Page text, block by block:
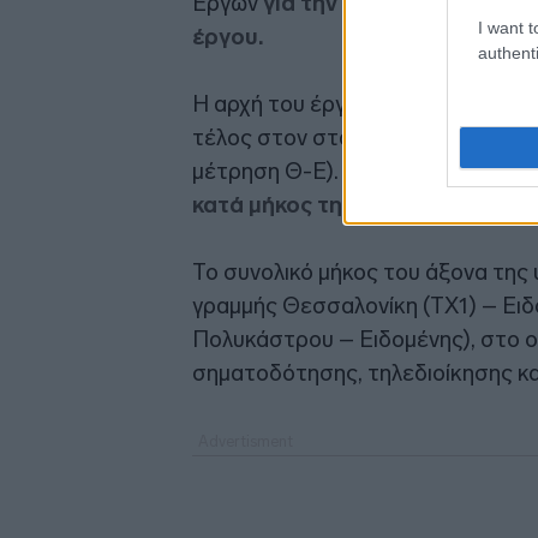
I want
έργου.
Η αρχή του έργου οριοθετείται
τέλος στον σταθμό Ειδομένης
μέτρηση Θ-Ε).
Στο τμήμα
κατά μήκος της νέας
Το συνολικό μήκος του άξονα
γραμμής Θεσσαλονίκη (ΤΧ1) –
Πολυκάστρου – Ειδομένης), στo
σηματοδότησης, τηλεδιοίκησης